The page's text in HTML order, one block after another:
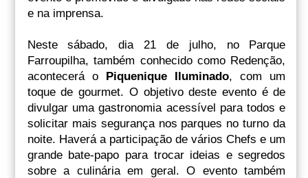
e na imprensa.
Neste sábado, dia 21 de julho, no Parque
Farroupilha, também conhecido como Redenção,
acontecerá o Piquenique Iluminado, com um
toque de gourmet. O objetivo deste evento é de
divulgar uma gastronomia acessível para todos e
solicitar mais segurança nos parques no turno da
noite. Haverá a participação de vários Chefs e um
grande bate-papo para trocar ideias e segredos
sobre a culinária em geral. O evento também